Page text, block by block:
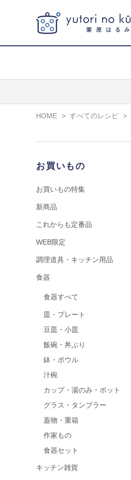
HOME > すべてのレシピ >
お買いもの
お買いもの特集
新商品
これからも定番品
WEB限定
調理道具・キッチン用品
食器
食器すべて
皿・プレート
豆皿・小皿
飯碗・丼ぶり
鉢・ボウル
汁椀
カップ・湯のみ・ポット
グラス・タンブラー
蓋物・重箱
作家もの
食器セット
キッチン雑貨